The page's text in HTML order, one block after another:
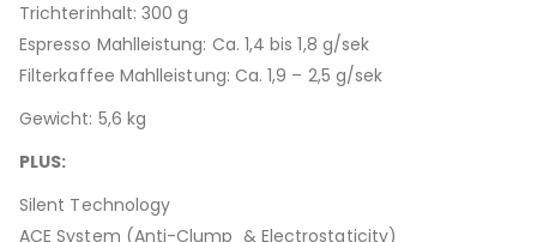
Trichterinhalt: 300 g
Espresso Mahlleistung: Ca. 1,4 bis 1,8 g/sek
Filterkaffee Mahlleistung: Ca. 1,9 – 2,5 g/sek
Gewicht: 5,6 kg
PLUS:
Silent Technology
ACE System (Anti-Clump & Electrostaticity)